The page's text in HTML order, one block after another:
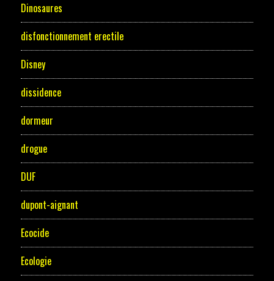
Dinosaures
disfonctionnement erectile
Disney
dissidence
dormeur
drogue
DUF
dupont-aignant
Ecocide
Ecologie